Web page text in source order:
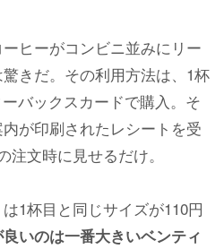
ヒーがコンビニ並みにリー
きだ。その利用方法は、1杯
バックスカードで購入。そ
が印刷されたレシートを受
文時に見せるだけ。
1杯目と同じサイズが110円
良いのは一番大きいベンティ